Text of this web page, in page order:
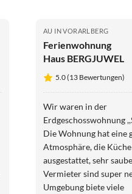
AU IN VORARLBERG
Ferienwohnung
Haus BERGJUWEL
5.0 (13 Bewertungen)
Wir waren in der
Erdgeschosswohnung
Die Wohnung hat eine
Atmosphäre, die
ausgestattet, sehr
Vermieter sind super
Umgebung biete viele